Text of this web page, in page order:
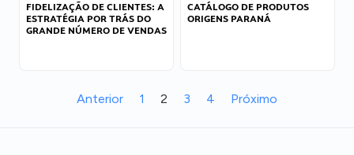
FIDELIZAÇÃO DE CLIENTES: A
ESTRATÉGIA POR TRÁS DO
GRANDE NÚMERO DE VENDAS
CATÁLOGO DE PRODUTOS
ORIGENS PARANÁ
Anterior 1 2 3 4 Próximo